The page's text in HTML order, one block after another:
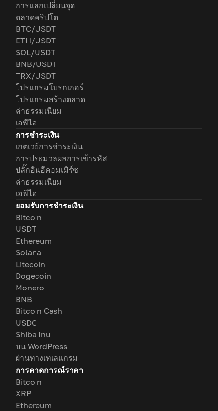
การแลกเปลี่ยนจุด
ตลาดคริปโต
BTC/USDT
ETH/USDT
SOL/USDT
BNB/USDT
TRX/USDT
โปรแกรมโบรกเกอร์
โปรแกรมสร้างตลาด
ค่าธรรมเนียม
เอพีไอ
การชำระเงิน
เกตเวย์การชำระเงิน
การประมวลผลการเข้ารหัส
ปลั๊กอินอีคอมเมิร์ซ
ค่าธรรมเนียม
เอพีไอ
ยอมรับการชำระเงิน
Bitcoin
USDT
Ethereum
Solana
Litecoin
Dogecoin
Monero
BNB
Bitcoin Cash
USDC
Shiba Inu
บน WordPress
ผ่านทางเทเลแกรม
การคาดการณ์ราคา
Bitcoin
XRP
Ethereum